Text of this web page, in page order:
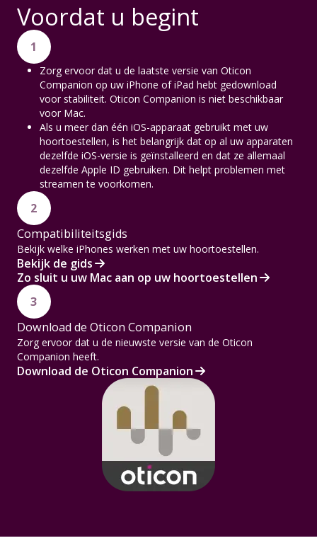
Voordat u begint
1
Zorg ervoor dat u de laatste versie van Oticon
Companion op uw iPhone of iPad hebt gedownload
voor stabiliteit. Oticon Companion is niet beschikbaar
voor Mac.
Als u meer dan één iOS-apparaat gebruikt met uw
hoortoestellen, is het belangrijk dat op al uw apparaten
dezelfde iOS-versie is geïnstalleerd en dat ze allemaal
dezelfde Apple ID gebruiken. Dit helpt problemen met
streamen te voorkomen.
2
Compatibiliteitsgids
Bekijk welke iPhones werken met uw hoortoestellen.
Bekijk de gids
Zo sluit u uw Mac aan op uw hoortoestellen
3
Download de Oticon Companion
Zorg ervoor dat u de nieuwste versie van de Oticon
Companion heeft.
Download de Oticon Companion